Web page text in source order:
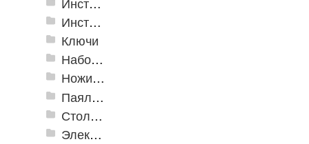
Инструменты по кафелю и стеклу
Ключи
Наборы инструмента
Ножи технические
Паяльное оборудование
Столярно-слесарные инструменты
Электромонтажный инструмент